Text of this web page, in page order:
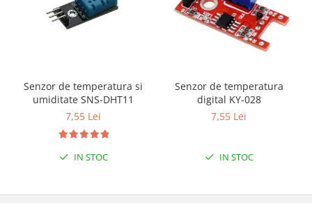
Senzor de temperatura si
umiditate SNS-DHT11
7,55 Lei
IN STOC
Senzor de temperatura
digital KY-028
7,55 Lei
IN STOC